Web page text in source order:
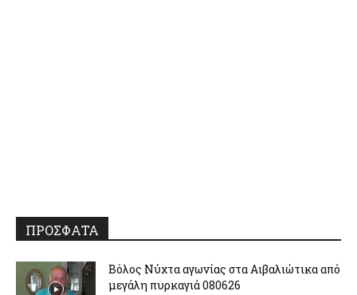
ΠΡΟΣΦΑΤΑ
Βόλος Νύχτα αγωνίας στα Αιβαλιώτικα από
μεγάλη πυρκαγιά 080626